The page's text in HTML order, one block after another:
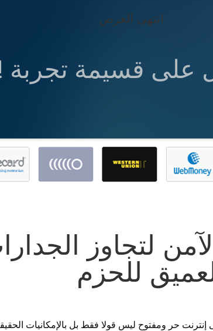
انتهى العرض
على قسيمة تجربة
لتجاوز
للحزم
حر ومفتوح ليس قولا فقط بل بالإمكانيات